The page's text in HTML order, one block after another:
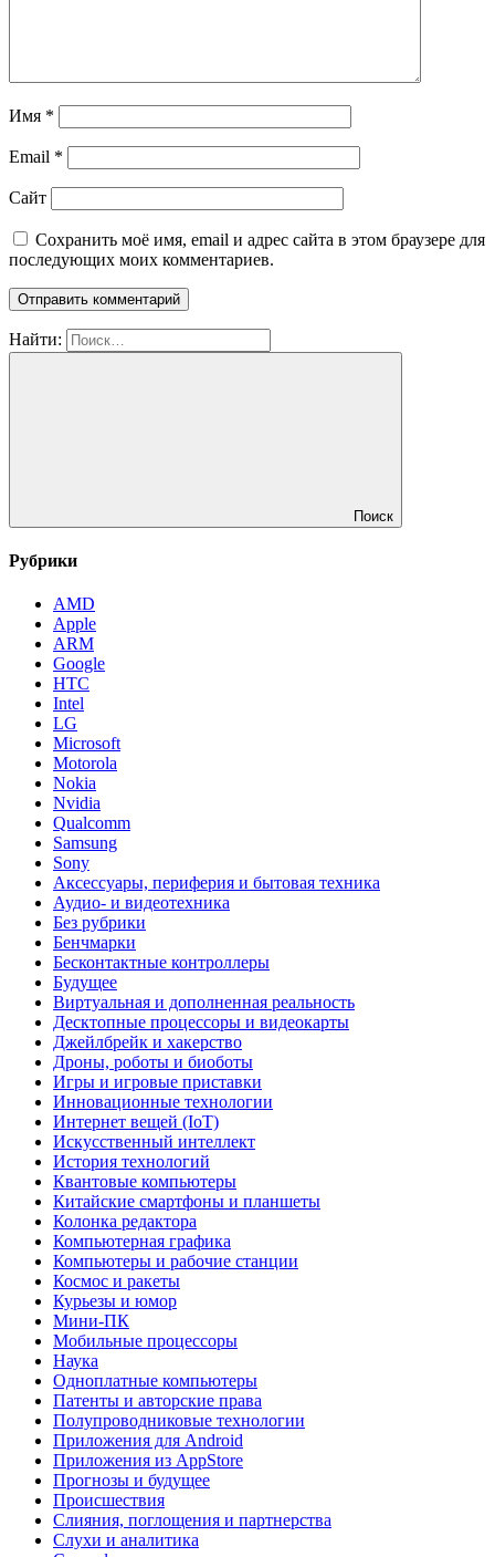
Имя *
Email *
Сайт
Сохранить моё имя, email и адрес сайта в этом браузере для
последующих моих комментариев.
Найти:
Поиск
Рубрики
AMD
Apple
ARM
Google
HTC
Intel
LG
Microsoft
Motorola
Nokia
Nvidia
Qualcomm
Samsung
Sony
Аксессуары, периферия и бытовая техника
Аудио- и видеотехника
Без рубрики
Бенчмарки
Бесконтактные контроллеры
Будущее
Виртуальная и дополненная реальность
Десктопные процессоры и видеокарты
Джейлбрейк и хакерство
Дроны, роботы и биоботы
Игры и игровые приставки
Инновационные технологии
Интернет вещей (IoT)
Искусственный интеллект
История технологий
Квантовые компьютеры
Китайские смартфоны и планшеты
Колонка редактора
Компьютерная графика
Компьютеры и рабочие станции
Космос и ракеты
Курьезы и юмор
Мини-ПК
Мобильные процессоры
Наука
Одноплатные компьютеры
Патенты и авторские права
Полупроводниковые технологии
Приложения для Android
Приложения из AppStore
Прогнозы и будущее
Происшествия
Слияния, поглощения и партнерства
Слухи и аналитика